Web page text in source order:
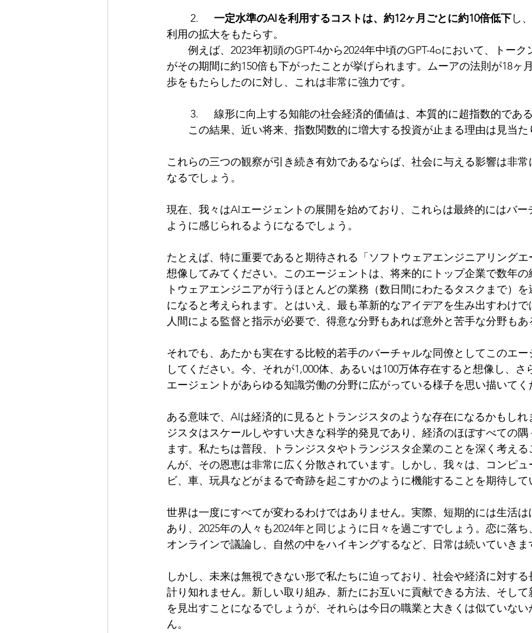
一定水準のAIを利用するコストは、約12ヶ月ごとに約10倍低下し
利用の拡大をもたらす。
例えば、2023年初頭のGPT-4から2024年中頃のGPT-4oにおいて、トーク
がその期間に約150倍も下がったことが挙げられます。ムーアの法則が18ヶ
歩をもたらしたのに対し、これは非常に強力です。
3.	線形に向上する知能の社会経済的価値は、本質的に超指数的である
この結果、近い将来、指数関数的に増大する投資が止まる理由は見当た
これらの三つの観察が引き続き有効であるならば、社会に与える影響は非
なるでしょう。
現在、我々はAIエージェントの展開を始めており、これらは最終的にはバー
ように感じられるようになるでしょう。
たとえば、特に重要であると期待される「ソフトウェアエンジニアリングエ
想像してみてください。このエージェントは、将来的にトップ企業で数年の
トウェアエンジニアが行うほとんどの業務（数日間にわたるタスクまで）を
になると考えられます。とはいえ、最も革新的なアイデアを生み出すわけ
人間による監督と指示が必要で、得意な分野もあれば意外と苦手な分野もあ
それでも、あたかも実在する比較的若手のバーチャルな同僚としてこのエー
してください。今、それが1,000体、あるいは100万体存在すると想像し、さ
エージェントがあらゆる知識労働の分野に広がっている様子を思い描いてく
ある意味で、AIは経済的に見るとトランジスタのような存在になるかもしれ
ジスタはスケールしやすい大きな科学的発見であり、経済のほぼすべての
ます。私たちは普段、トランジスタやトランジスタ企業のことを深く考え
んが、その恩恵は非常に広く分散されています。しかし、我々は、コンピュ
ビ、車、玩具などがまるで奇跡を起こすかのように機能することを期待して
世界は一度にすべてが変わるわけではありません。実際、短期的には生活
あり、2025年の人々も2024年と同じように日々を過ごすでしょう。恋に落ち
オンラインで議論し、自然の中をハイキングするなど、日常は続いていきま
しかし、未来は無視できない形で私たちに迫っており、社会や経済に対す
計り知れません。新しい取り組み、新たにお互いに貢献できる方法、そし
を見出すことになるでしょうが、それらは今日の職業と大きくは似ていな
ん。